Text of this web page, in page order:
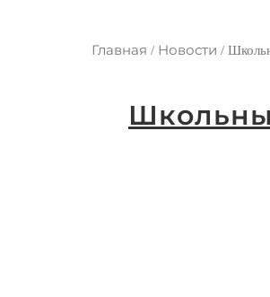
Главная / Новости /